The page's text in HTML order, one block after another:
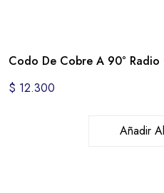
Codo De Cobre A 90°
$ 12.300
Añadir